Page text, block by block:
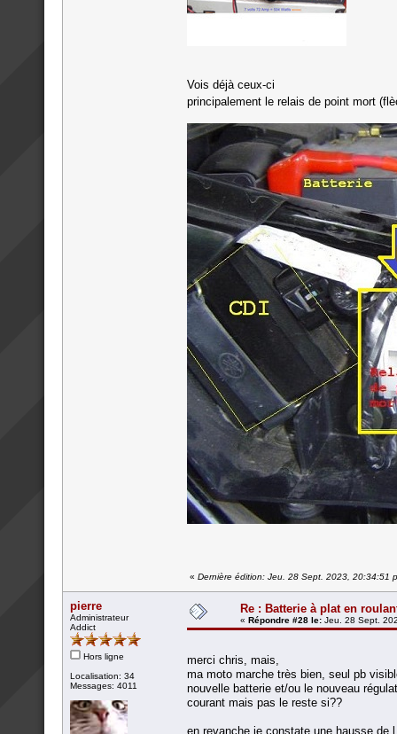
Vois déjà ceux-ci
principalement le relais de point mort
« Dernière édition: Jeu. 28 Sept. 2023, 20:34:51
pierre
Administrateur
Addict
Hors ligne
Localisation: 34
Messages: 4011
Re : Batterie à plat en
« Répondre #28 le: Jeu. 28 Sept.
merci chris, mais,
ma moto marche très bien, seul pb
nouvelle batterie et/ou le nouveau
courant mais pas le reste si??
en revanche je constate une hausse de